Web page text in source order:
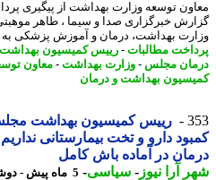
توسعه وزارت بهداشت از پیگیری پرداخت
خبرگزاری صدا و سیما ، طاهر موهبتی،
بهداشت، درمان و آموزش پزشکی به
مطالبات-رییس کمیسیون بهداشت و
مجلس-وزارت بهداشت -معاون توسعه
بهداشت و درمان
رییس کمیسیون بهداشت مجلس:
دارو و تخت بیمارستانی نداریم |
در آماده باش کامل
آرا نیوز-سیاسی-
5